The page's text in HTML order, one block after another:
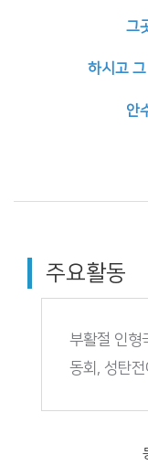
그
하시고
안
주요활동
부활절 인형
동회, 성탄